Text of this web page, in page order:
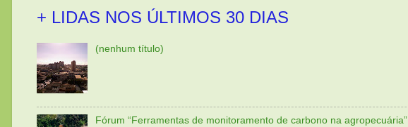
+ LIDAS NOS ÚLTIMOS 30 DIAS
(nenhum título)
Fórum “Ferramentas de monitoramento de carbono na agropecuária”